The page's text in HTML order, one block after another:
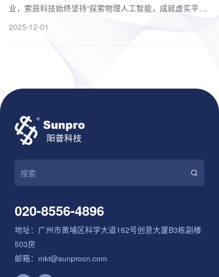
业，索辰科技始终坚持“探索物理人工智能，成就虚实平行
世界”的理念与使命，致力于通过前沿科技推动行业创新与
2025-12-01
020-8556-4896
地址：广州市黄埔区科学大道162号创意大厦B3栋副楼
503房
邮箱：mkt@sunprocn.com